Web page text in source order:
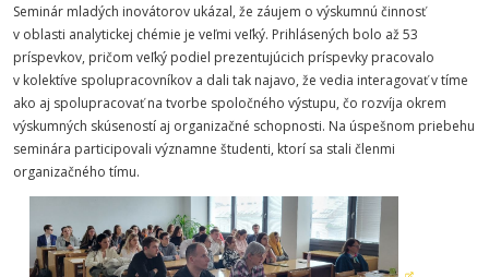
Seminár mladých inovátorov ukázal, že záujem o výskumnú činnosť
v oblasti analytickej chémie je veľmi veľký. Prihlásených bolo až 53
príspevkov, pričom veľký podiel prezentujúcich príspevky pracovalo
v kolektíve spolupracovníkov a dali tak najavo, že vedia interagovať v tíme
ako aj spolupracovať na tvorbe spoločného výstupu, čo rozvíja okrem
výskumných skúseností aj organizačné schopnosti. Na úspešnom priebehu
seminára participovali významne študenti, ktorí sa stali členmi
organizačného tímu.